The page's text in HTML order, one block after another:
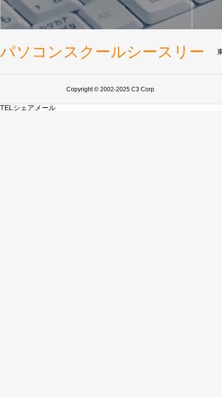
パソコンスクールシースリー
Copyright © 2002-2025 C3 Corp.
TEL シェア メール